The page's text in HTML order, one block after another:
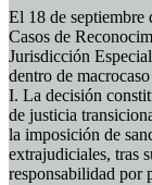
El 18 de septiembre
Casos de
Jurisdicción
dentro de
I. La decisión
de justicia
la imposición de
extrajudiciales, tras
responsabilidad por